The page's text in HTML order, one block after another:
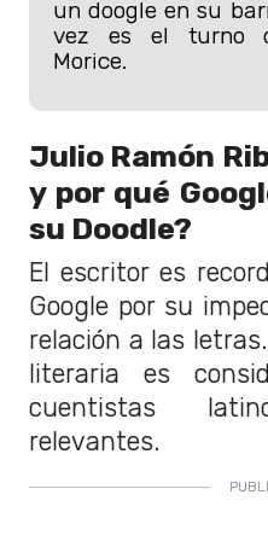
un doogle en su
vez es el turno
Morice.
Julio Ramón
y por qué
su Doodle?
El escritor es
Google por su
relación a las
literaria es
cuentistas
relevantes.